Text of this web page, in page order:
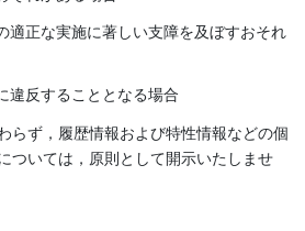
適正な実施に著しい支障を及ぼすおそれ
違反することとなる場合
らず，履歴情報および特性情報などの個
ついては，原則として開示いたしませ